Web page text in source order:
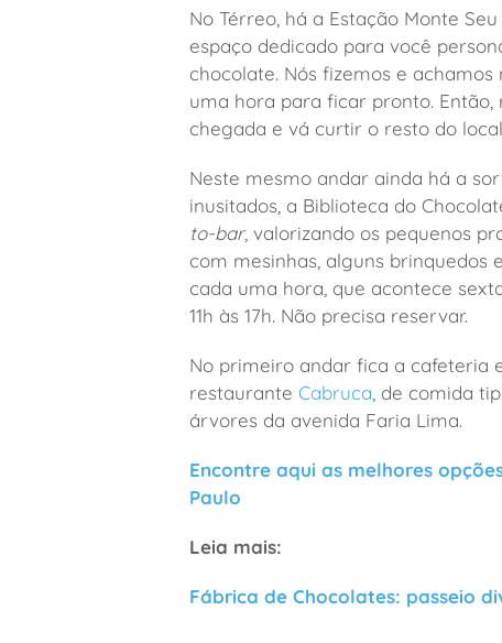
No Térreo, há a Estação Monte
espaço dedicado para você
chocolate. Nós fizemos e
uma hora para ficar pronto.
chegada e vá curtir o resto do
Neste mesmo andar ainda há a
inusitados, a Biblioteca do
to-bar, valorizando os pequenos
com mesinhas, alguns brinquedos
cada uma hora, que acontece
11h às 17h. Não precisa reservar.
No primeiro andar fica a cafeteria
restaurante Cabruca , de comida
árvores da avenida Faria Lima.
Encontre aqui as melhores
Paulo
Leia mais:
Fábrica de Chocolates: passeio